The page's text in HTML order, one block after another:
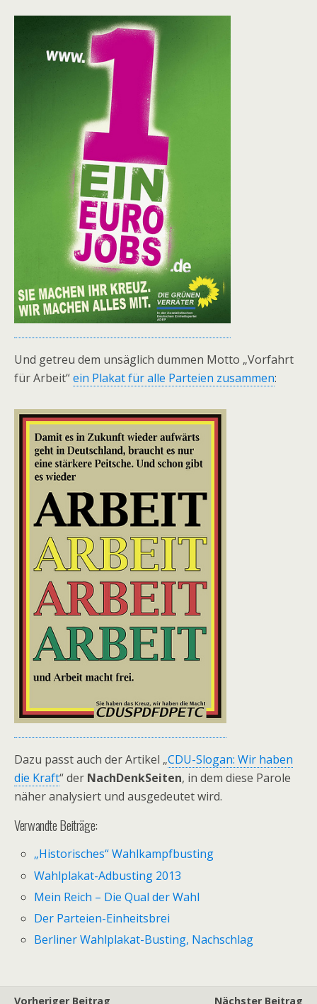
Und getreu dem unsäglich dummen Motto „Vorfahrt
für Arbeit“ein Plakat für alle Parteien zusammen:
Dazu passt auch der Artikel „CDU-Slogan: Wir haben
die Kraft“ der NachDenkSeiten, in dem diese Parole
näher analysiert und ausgedeutet wird.
Verwandte Beiträge:
„Historisches“ Wahlkampfbusting
Wahlplakat-Adbusting 2013
Mein Reich – Die Qual der Wahl
Der Parteien-Einheitsbrei
Berliner Wahlplakat-Busting, Nachschlag
Vorheriger Beitrag Nächster Beitrag